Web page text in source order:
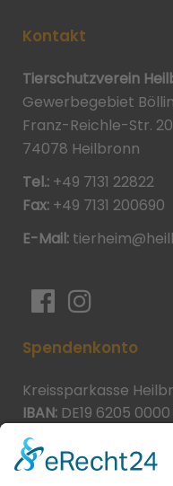
Kontakt
Tierschutzverein
Gewerbegebiet
Franz-Reichle-Str. 20
74078 Heilbronn
Tel.: +49 7131 22822
Fax: +49 7131 200690
E-Mail:
Spendenkonto
Kreissparkasse
IBAN: DE19 6205
BIC: